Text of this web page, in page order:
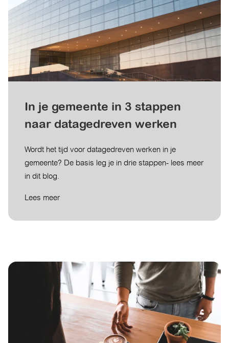
In je gemeente in 3 stappen
naar datagedreven werken
Wordt het tijd voor datagedreven werken in je
gemeente? De basis leg je in drie stappen- lees meer
in dit blog.
Lees meer